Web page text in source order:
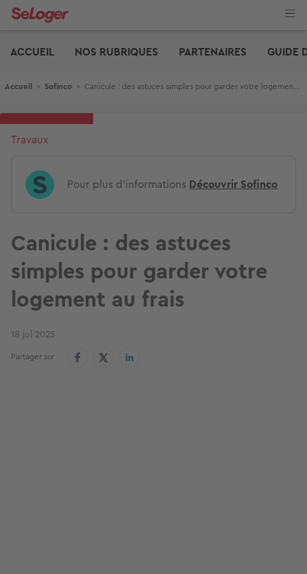
Aller
ACCUEIL
NOS RUBRIQUES PARTENAIRES GUIDE
Fil d'Ariane
Accueil > Sofinco > Canicule : des astuces simples pour garder votre logement au frais
Travaux
Pour plus d'informations Découvrir Sofinco
Canicule : des astuces
simples pour garder votre
logement au frais
18 jul 2025
Partager sur